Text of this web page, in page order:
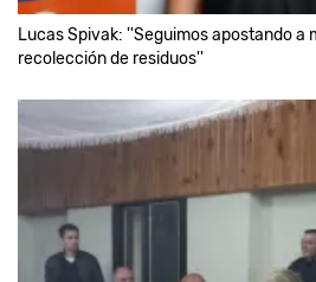
Lucas Spivak: ''Seguimos apostando a
recolección de residuos''